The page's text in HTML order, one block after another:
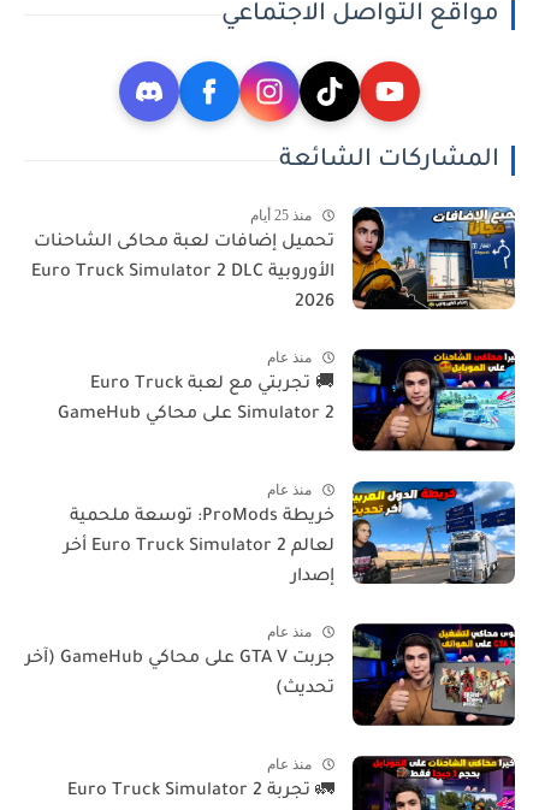
مواقع التواصل الاجتماعي
المشاركات الشائعة
منذ 25 أيام
تحميل إضافات لعبة محاكى الشاحنات
الأوروبية Euro Truck Simulator 2 DLC
2026
منذ عام
🚚 تجربتي مع لعبة Euro Truck
Simulator 2 على محاكي GameHub
منذ عام
خريطة ProMods: توسعة ملحمية
لعالم Euro Truck Simulator 2 أخر
إصدار
منذ عام
جربت GTA V على محاكي GameHub (آخر
تحديث)
منذ عام
🚛 تجربة Euro Truck Simulator 2